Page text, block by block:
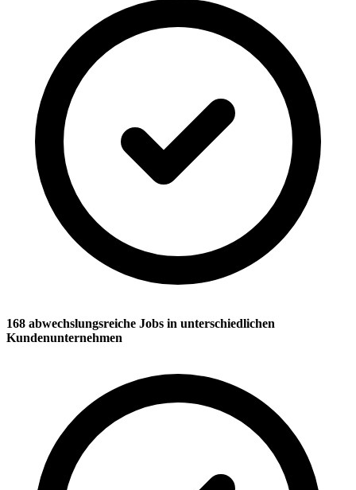
168 abwechslungsreiche Jobs in unterschiedlichen
Kundenunternehmen